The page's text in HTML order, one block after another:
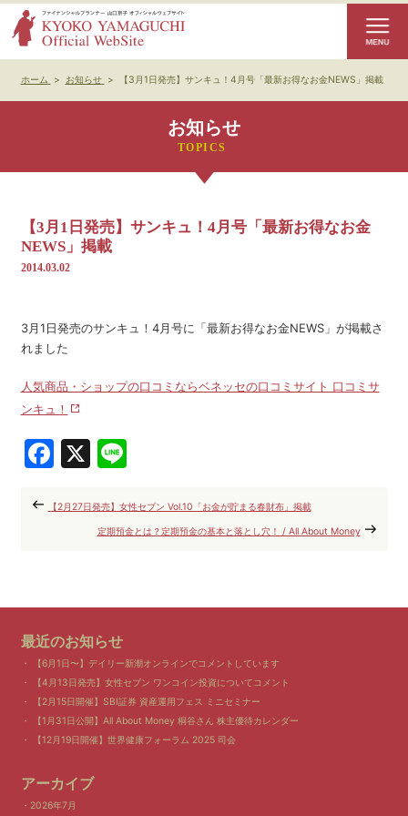
ホーム > お知らせ > 【3月1日発売】サンキュ！4月号「最新お得なお金NEWS」掲載
お知らせ
【3月1日発売】サンキュ！4月号「最新お得なお金
NEWS」掲載
2014.03.02
3月1日発売のサンキュ！4月号に「最新お得なお金NEWS」が掲載さ
れました
人気商品・ショップの口コミならベネッセの口コミサイト 口コミサ
ンキュ！
Facebook
X Line
【2月27日発売】女性セブン Vol.10「お金が貯まる春財布」掲載
定期預金とは？定期預金の基本と落とし穴！ / All About Money
最近のお知らせ
【6月1日〜】デイリー新潮オンラインでコメントしています
【4月13日発売】女性セブン ワンコイン投資についてコメント
【2月15日開催】SBI証券 資産運用フェス ミニセミナー
【1月31日公開】All About Money 桐谷さん 株主優待カレンダー
【12月19日開催】世界健康フォーラム 2025 司会
アーカイブ
2026年7月